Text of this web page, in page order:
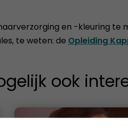
en -kleuring te
te weten: de Opleiding
ook